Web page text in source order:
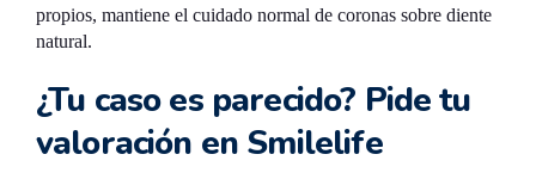
propios, mantiene el cuidado normal de coronas sobre diente
natural.
¿Tu caso es parecido? Pide tu
valoración en Smilelife